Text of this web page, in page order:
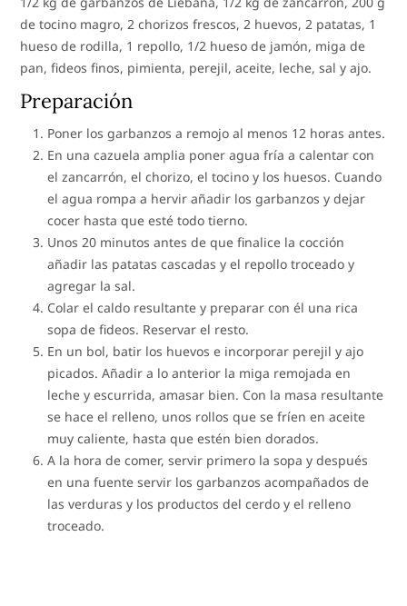
de tocino magro, 2 chorizos frescos, 2 huevos, 2 patatas, 1
hueso de rodilla, 1 repollo, 1/2 hueso de jamón, miga de
pan, fideos finos, pimienta, perejil, aceite, leche, sal y ajo.
Preparación
Poner los garbanzos a remojo al menos 12 horas antes.
En una cazuela amplia poner agua fría a calentar con
el zancarrón, el chorizo, el tocino y los huesos. Cuando
el agua rompa a hervir añadir los garbanzos y dejar
cocer hasta que esté todo tierno.
Unos 20 minutos antes de que finalice la cocción
añadir las patatas cascadas y el repollo troceado y
agregar la sal.
Colar el caldo resultante y preparar con él una rica
sopa de fideos. Reservar el resto.
En un bol, batir los huevos e incorporar perejil y ajo
picados. Añadir a lo anterior la miga remojada en
leche y escurrida, amasar bien. Con la masa resultante
se hace el relleno, unos rollos que se fríen en aceite
muy caliente, hasta que estén bien dorados.
A la hora de comer, servir primero la sopa y después
en una fuente servir los garbanzos acompañados de
las verduras y los productos del cerdo y el relleno
troceado.